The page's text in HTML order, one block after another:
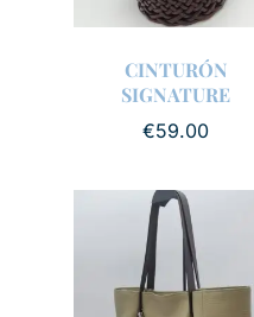
CINTURÓN
SIGNATURE
€59.00